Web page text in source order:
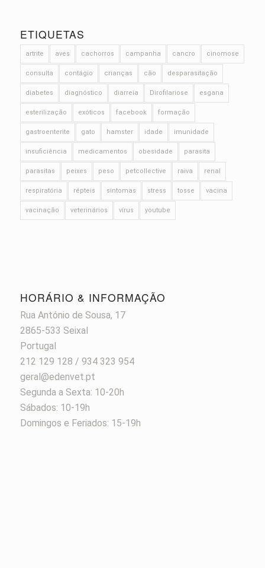
ETIQUETAS
artrite aves cachorros campanha cancro cinomose
consulta contágio crianças cão desparasitação
diabetes diagnóstico diarreia Dirofilariose esgana
esterilização exóticos facebook formação
gastroenterite gato hamster idade imunidade
insuficiência medicamentos obesidade parasita
parasitas peixes peso petcollective raiva renal
respiratória répteis sintomas stress tosse vacina
vacinação veterinários vírus youtube
HORÁRIO & INFORMAÇÃO
Rua António de Sousa, 17
2865-533 Seixal
Portugal
212 129 128 / 934 323 954
geral@edenvet.pt
Segunda a Sexta: 10-20h
Sábados: 10-19h
Domingos e Feriados: 15-19h